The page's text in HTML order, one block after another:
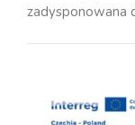
zadysponowana